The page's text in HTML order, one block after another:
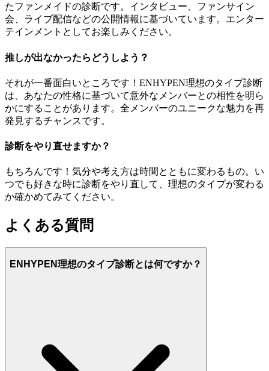
たファンメイドの診断です。インタビュー、ファンサイン
会、ライブ配信などの公開情報に基づいています。エンター
テインメントとしてお楽しみください。
推しが出なかったらどうしよう？
それが一番面白いところです！ENHYPEN理想のタイプ診断
は、あなたの性格に基づいて意外なメンバーとの相性を明ら
かにすることがあります。全メンバーのユニークな魅力を再
発見するチャンスです。
診断をやり直せますか？
もちろんです！気分や考え方は時間とともに変わるもの。い
つでも好きな時に診断をやり直して、理想のタイプが変わる
か確かめてみてください。
よくある質問
ENHYPEN理想のタイプ診断とは何ですか？